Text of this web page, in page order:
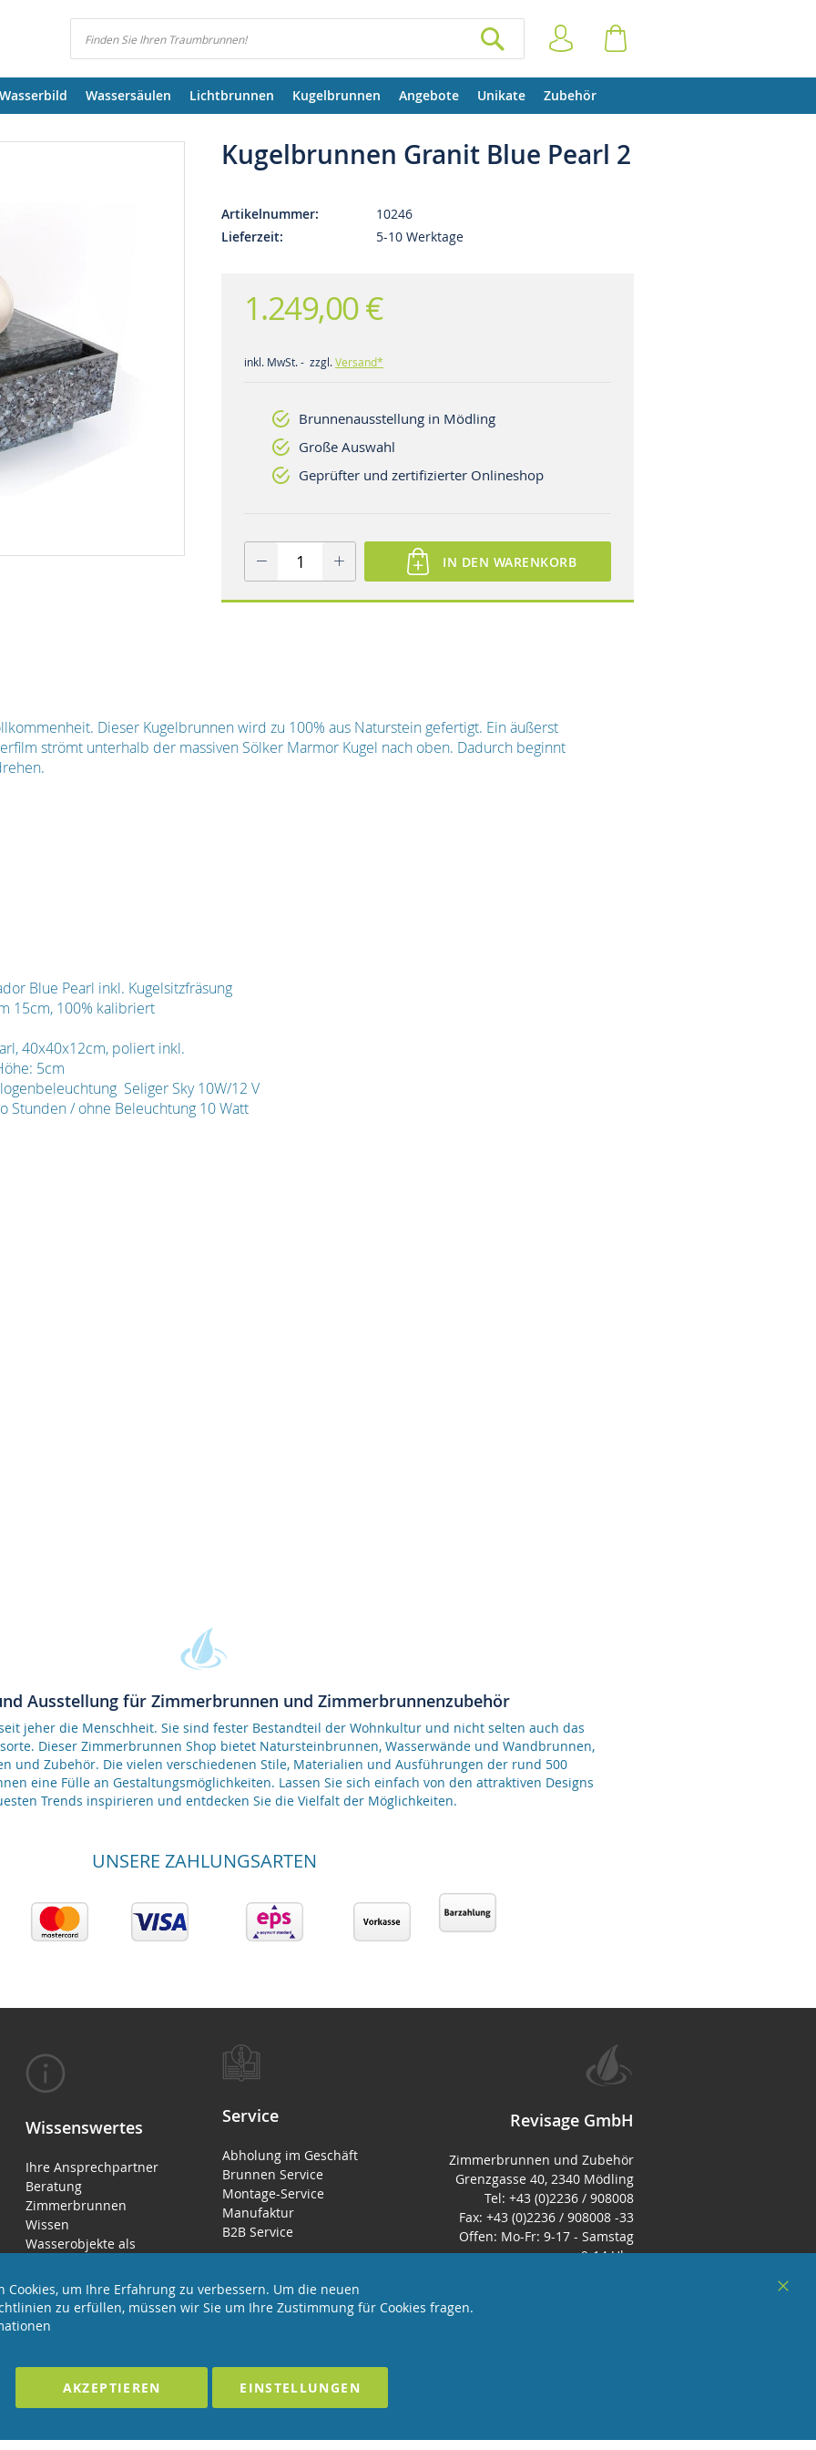
Suchen
Anmelden
Wasserbild Wassersäulen Lichtbrunnen Kugelbrunnen Angebote Unikate Zubehör
Kugelbrunnen Granit Blue Pearl 2
Artikelnummer
10246
Lieferzeit
5-10 Werktage
1.249,00 €
inkl. MwSt. - zzgl.Versand*
Brunnenausstellung in Mödling
Große Auswahl
Geprüfter und zertifizierter Onlineshop
IN DEN WARENKORB
Dieser Kugelbrunnen wird zu 100% aus Naturstein gefertigt. Ein äußerst
strömt unterhalb der massiven Sölker Marmor Kugel nach oben. Dadurch beginnt
Blue Pearl inkl. Kugelsitzfräsung
15cm, 100% kalibriert
40x40x12cm, poliert inkl.
5cm
Seliger Sky 10W/12 V
Stunden / ohne Beleuchtung 10 Watt
Ausstellung für Zimmerbrunnen und Zimmerbrunnenzubehör
jeher die Menschheit. Sie sind fester Bestandteil der Wohnkultur und nicht selten auch das
Dieser Zimmerbrunnen Shop bietet Natursteinbrunnen, Wasserwände und Wandbrunnen,
und Zubehör. Die vielen verschiedenen Stile, Materialien und Ausführungen der rund 500
eine Fülle an Gestaltungsmöglichkeiten. Lassen Sie sich einfach von den attraktiven Designs
Trends inspirieren und entdecken Sie die Vielfalt der Möglichkeiten.
UNSERE ZAHLUNGSARTEN
Wissenswertes
Ihre Ansprechpartner
Beratung
Zimmerbrunnen
Wissen
Wasserobjekte als
Service
Abholung im Geschäft
Brunnen Service
Montage-Service
Manufaktur
B2B Service
Revisage GmbH
Zimmerbrunnen und Zubehör
Grenzgasse 40, 2340 Mödling
Tel: +43 (0)2236 / 908008
Fax: +43 (0)2236 / 908008 -33
Offen: Mo-Fr: 9-17 - Samstag
9-14 Uhr
Cookies, um Ihre Erfahrung zu verbessern. Um die neuen
zu erfüllen, müssen wir Sie um Ihre Zustimmung für Cookies fragen.
AKZEPTIEREN EINSTELLUNGEN